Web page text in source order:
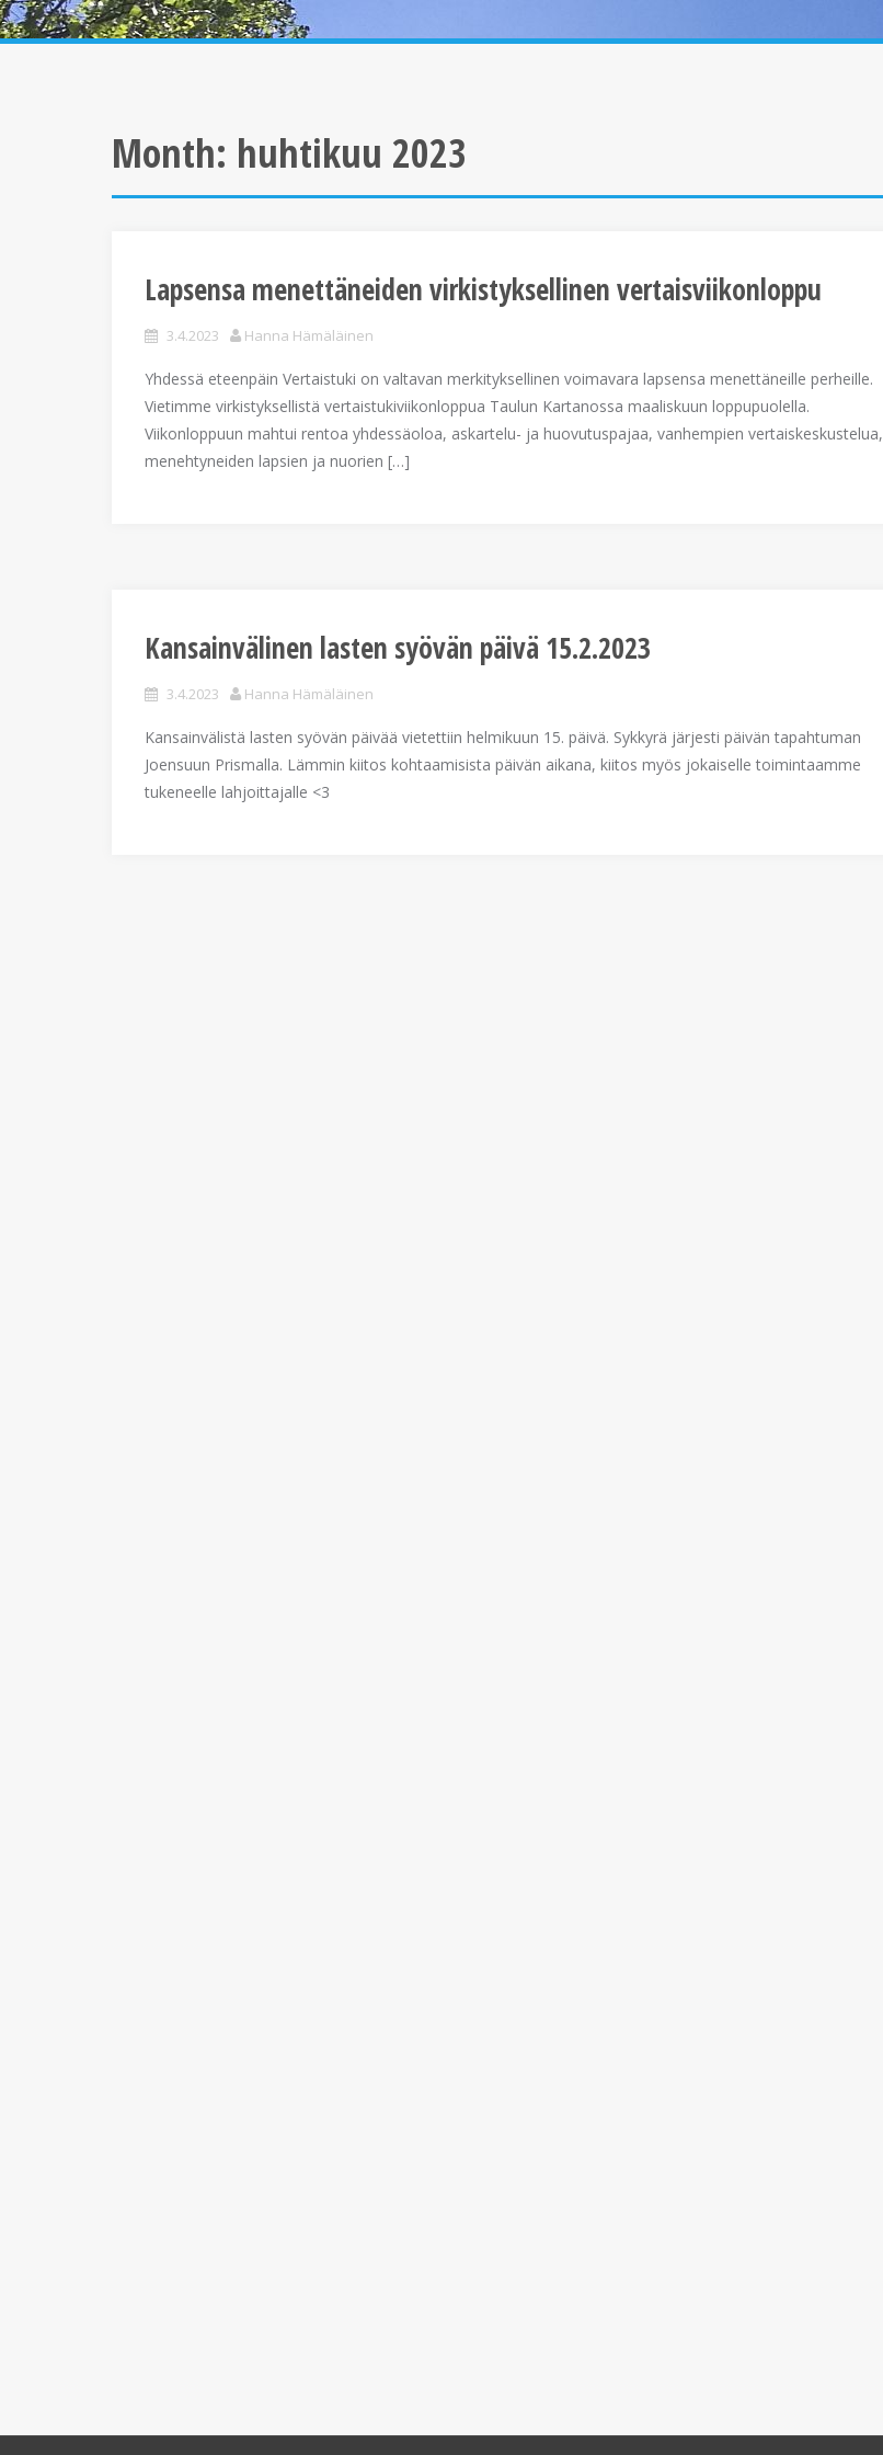
Month: huhtikuu 2023
Lapsensa menettäneiden virkistyksellinen vertaisviikonloppu
3.4.2023 Hanna Hämäläinen
Yhdessä eteenpäin Vertaistuki on valtavan merkityksellinen voimavara lapsensa menettäneille perheille.
Vietimme virkistyksellistä vertaistukiviikonloppua Taulun Kartanossa maaliskuun loppupuolella.
Viikonloppuun mahtui rentoa yhdessäoloa, askartelu- ja huovutuspajaa, vanhempien vertaiskeskustelua,
menehtyneiden lapsien ja nuorien […]
Kansainvälinen lasten syövän päivä 15.2.2023
3.4.2023 Hanna Hämäläinen
Kansainvälistä lasten syövän päivää vietettiin helmikuun 15. päivä. Sykkyrä järjesti päivän tapahtuman
Joensuun Prismalla. Lämmin kiitos kohtaamisista päivän aikana, kiitos myös jokaiselle toimintaamme
tukeneelle lahjoittajalle <3